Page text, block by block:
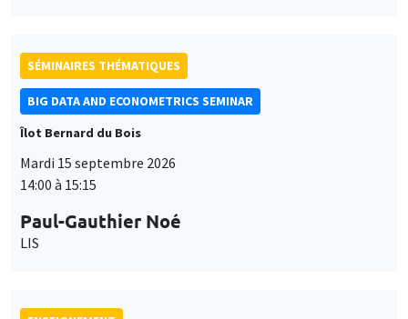
SÉMINAIRES THÉMATIQUES
BIG DATA AND ECONOMETRICS SEMINAR
Îlot Bernard du Bois
Mardi 15 septembre 2026
14:00 à 15:15
Paul-Gauthier Noé
LIS